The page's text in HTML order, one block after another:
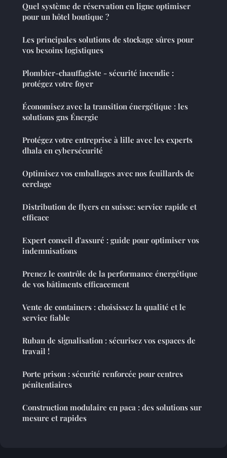
Quel système de réservation en ligne optimiser
pour un hôtel boutique ?
Les principales solutions de stockage sûres pour
vos besoins logistiques
Plombier-chauffagiste - sécurité incendie :
protégez votre foyer
Économisez avec la transition énergétique : les
solutions gns Énergie
Protégez votre entreprise à lille avec les experts
dhala en cybersécurité
Optimisez vos emballages avec nos feuillards de
cerclage
Distribution de flyers en suisse: service rapide et
efficace
Expert conseil d'assuré : guide pour optimiser vos
indemnisations
Prenez le contrôle de la performance énergétique
de vos bâtiments efficacement
Vente de containers : choisissez la qualité et le
service fiable
Ruban de signalisation : sécurisez vos espaces de
travail !
Porte prison : sécurité renforcée pour centres
pénitentiaires
Construction modulaire en paca : des solutions sur
mesure et rapides